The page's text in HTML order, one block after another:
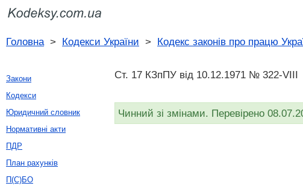
Головна> Кодекси України > Кодекс законів про працю
Ст. 17 КЗпПУ від 10.12.1971 № 322-VIII
Чинний зі змінами. Перевірено
Закони
Кодекси
Юридичний словник
Нормативні акти
ПДР
План рахунків
П(С)БО